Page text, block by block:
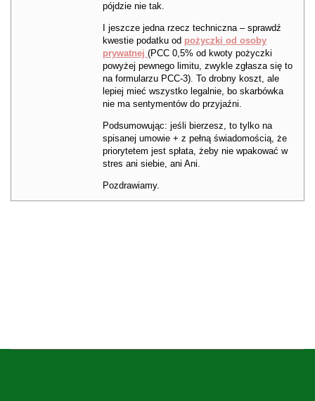
pójdzie nie tak.
I jeszcze jedna rzecz techniczna – sprawdź
kwestie podatku od pożyczki od osoby
prywatnej (PCC 0,5% od kwoty pożyczki
powyżej pewnego limitu, zwykle zgłasza się to
na formularzu PCC-3). To drobny koszt, ale
lepiej mieć wszystko legalnie, bo skarbówka
nie ma sentymentów do przyjaźni.
Podsumowując: jeśli bierzesz, to tylko na
spisanej umowie + z pełną świadomością, że
priorytetem jest spłata, żeby nie wpakować w
stres ani siebie, ani Ani.
Pozdrawiamy.